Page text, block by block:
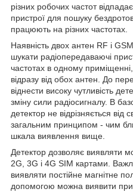
різних робочих частот
пристрої для пошуку
працюють на різних частотах.
Наявність двох антен RF і
шукати радіопередаваючі
частотах в одному
відразу від обох антен. До
віднести високу чутливість
зміну сили радіосигналу. В
детектор не відрізняється від
загальним принципом - чим
шкала виявлення вище.
Детектор дозволяє виявляти
2G, 3G і 4G SIM картами.
виявляти постійне магнітне
допомогою можна виявити